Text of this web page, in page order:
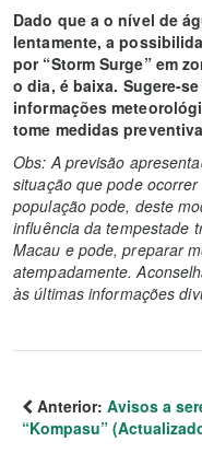
Dado que a o nível de
lentamente, a
por “Storm Surge” em
o dia, é baixa. Sugere-
informações
tome medidas
Obs: A previsão
situação que pode
população pode, deste
influência da tempestade
Macau e pode, preparar
atempadamente.
às últimas informações
Anterior: Avisos a
“Kompasu”